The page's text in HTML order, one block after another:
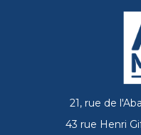
21, rue de
43 rue Henri